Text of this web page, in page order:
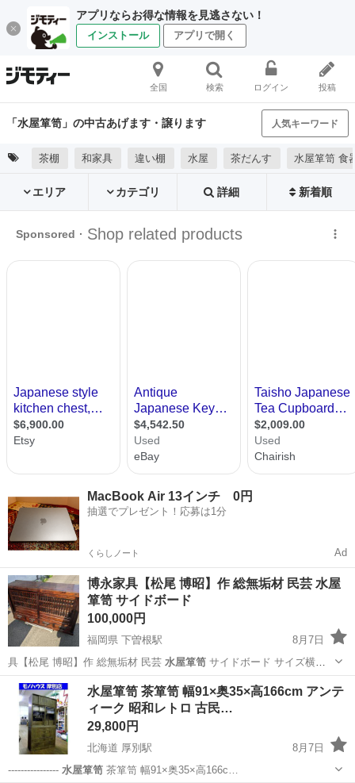
アプリならお得な情報を見逃さない！
インストール アプリで開く
全国 検索 ログイン 投稿
「水屋箪笥」の中古あげます・譲ります 人気キーワード
茶棚 和家具 違い棚 水屋 茶だんす 水屋箪笥 食
エリア カテゴリ 詳細 新着順
MacBook Air 13インチ 0円
抽選でプレゼント！応募は1分
くらしノート Ad
博永家具【松尾 博昭】作 総無垢材 民芸 水屋
箪笥 サイドボード
100,000円
福岡県 下曽根駅
8月7日
具【松尾 博昭】作 総無垢材 民芸 水屋箪笥サイドボード サイズ横幅
1500…
福岡 北九州市 下曽根駅 収納家具 水屋箪笥
水屋箪笥 茶箪笥 幅91×奥35×高166cm アンテ
ィーク 昭和レトロ 古民…
29,800円
北海道 厚別駅
8月7日
---------------- 水屋箪笥茶箪笥 幅91×奥35×高166c…